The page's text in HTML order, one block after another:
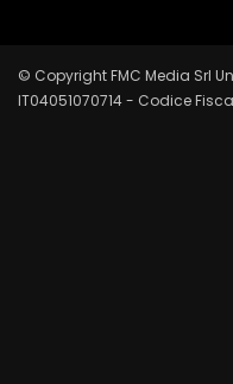
© Copyright FMC Media Srl
IT04051070714 - Codice